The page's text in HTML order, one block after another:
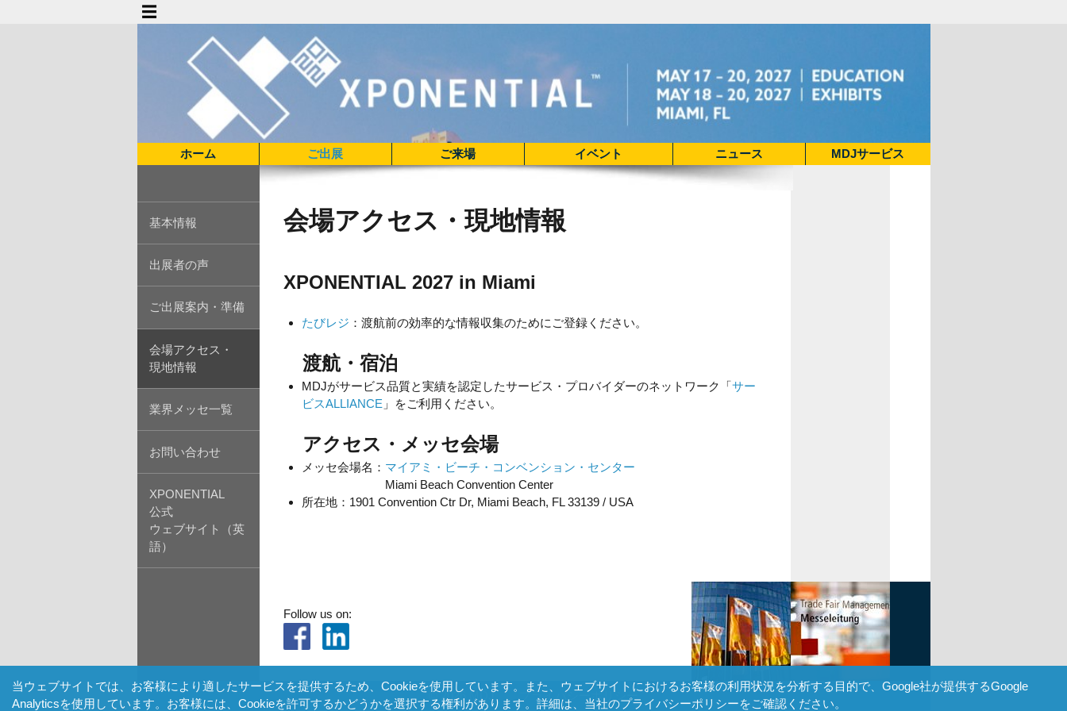
ホーム ご出展 ご来場 イベント ニュース MDJサービス
基本情報
出展者の声
ご出展案内・準備
会場アクセス・
現地情報
業界メッセ一覧
お問い合わせ
XPONENTIAL
公式
ウェブサイト（英
語）
会場アクセス・現地情報
XPONENTIAL 2027 in Miami
たびレジ ：渡航前の効率的な情報収集のためにご登録ください。
渡航・宿泊
MDJがサービス品質と実績を認定したサービス・プロバイダーのネットワーク「サー
ビスALLIANCE 」をご利用ください。
アクセス・メッセ会場
メッセ会場名： マイアミ・ビーチ・コンベンション・センター
Miami Beach Convention Center
所在地： 1901 Convention Ctr Dr, Miami Beach, FL 33139 / USA
Follow us on:
© 2026 MDJ プライバシーポリシー
当ウェブサイトでは、お客様により適したサービスを提供するため、Cookieを使用しています。また、ウェブサイトにおけるお客様の利用状況を分析する目的で、Google社が提供するGoogle
Analyticsを使用しています。お客様には、Cookieを許可するかどうかを選択する権利があります。詳細は、 当社のプライバシーポリシーをご確認ください。